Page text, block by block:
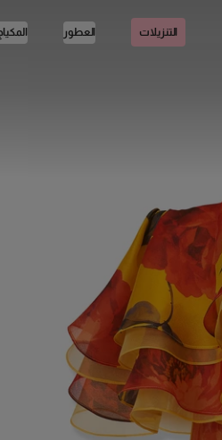
التنزيلات العطور